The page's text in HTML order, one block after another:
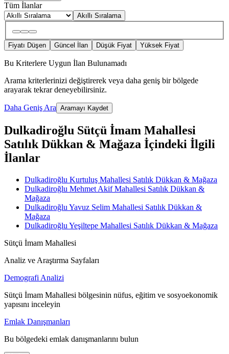
Tüm İlanlar
Akıllı Sıralama
Fiyatı Düşen Güncel İlan Düşük Fiyat Yüksek Fiyat
Bu Kriterlere Uygun İlan Bulunamadı
Arama kriterlerinizi değiştirerek veya daha geniş bir bölgede
arayarak tekrar deneyebilirsiniz.
Daha Geniş Ara Aramayı Kaydet
Dulkadiroğlu Sütçü İmam Mahallesi
Satılık Dükkan & Mağaza İçindeki İlgili
İlanlar
Dulkadiroğlu Kurtuluş Mahallesi Satılık Dükkan & Mağaza
Dulkadiroğlu Mehmet Akif Mahallesi Satılık Dükkan &
Mağaza
Dulkadiroğlu Yavuz Selim Mahallesi Satılık Dükkan &
Mağaza
Dulkadiroğlu Yeşiltepe Mahallesi Satılık Dükkan & Mağaza
Sütçü İmam Mahallesi
Analiz ve Araştırma Sayfaları
Demografi Analizi
Sütçü İmam Mahallesi bölgesinin nüfus, eğitim ve sosyoekonomik
yapısını inceleyin
Emlak Danışmanları
Bu bölgedeki emlak danışmanlarını bulun